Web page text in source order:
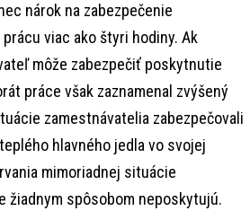
nárok na zabezpečenie
viac ako štyri hodiny. Ak
môže zabezpečiť poskytnutie
práce však zaznamenal zvýšený
zamestnávatelia zabezpečovali
hlavného jedla vo svojej
mimoriadnej situácie
žiadnym spôsobom neposkytujú.